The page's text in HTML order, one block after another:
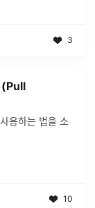
3
(Pull
용하는 법을 소
10